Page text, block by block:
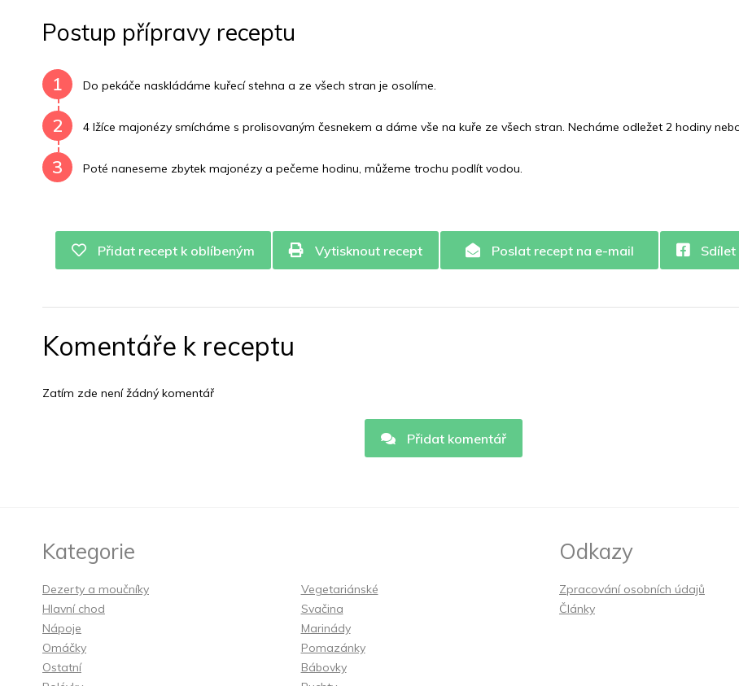
Postup přípravy receptu
1 Do pekáče naskládáme kuřecí stehna a ze všech stran je osolíme.
2 4 lžíce majonézy smícháme s prolisovaným česnekem a dáme vše na kuře ze všech stran. Necháme odležet 2 hodiny
3 Poté naneseme zbytek majonézy a pečeme hodinu, můžeme trochu podlít vodou.
Přidat recept k oblíbeným Vytisknout recept Poslat recept na e-mail
Komentáře k receptu
Zatím zde není žádný komentář
Přidat komentář
Kategorie
Dezerty a moučníky
Hlavní chod
Nápoje
Omáčky
Ostatní
Vegetariánské
Svačina
Marinády
Pomazánky
Bábovky
Odkazy
Zpracování osobních údajů
Články